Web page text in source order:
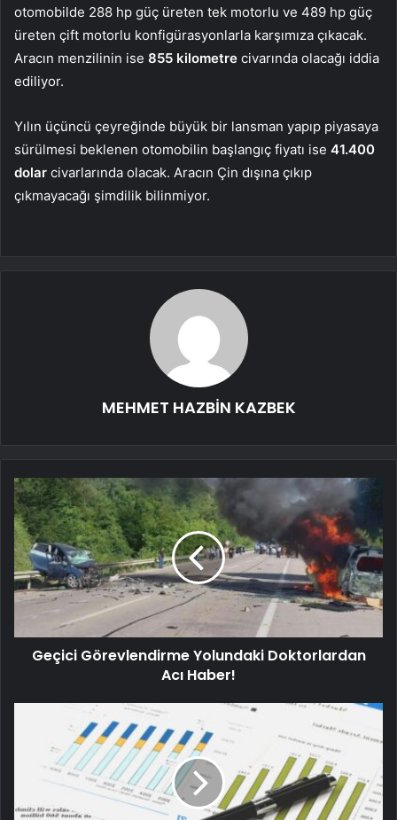
otomobilde 288 hp güç üreten tek motorlu ve 489 hp güç
üreten çift motorlu konfigürasyonlarla karşımıza çıkacak.
Aracın menzilinin ise 855 kilometre civarında olacağı iddia
ediliyor.
Yılın üçüncü çeyreğinde büyük bir lansman yapıp piyasaya
sürülmesi beklenen otomobilin başlangıç fiyatı ise 41.400
dolar civarlarında olacak. Aracın Çin dışına çıkıp
çıkmayacağı şimdilik bilinmiyor.
MEHMET HAZBİN KAZBEK
Geçici Görevlendirme Yolundaki Doktorlardan
Acı Haber!